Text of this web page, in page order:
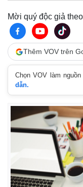
Mời quý độc giả
Thêm VOV trên
Chọn VOV làm
dẫn.